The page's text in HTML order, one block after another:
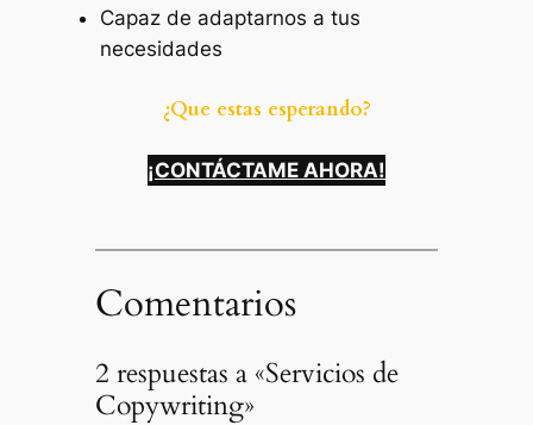
Capaz de adaptarnos a tus
necesidades
¿Que estas esperando?
¡CONTÁCTAME AHORA!
Comentarios
2 respuestas a «Servicios de
Copywriting»